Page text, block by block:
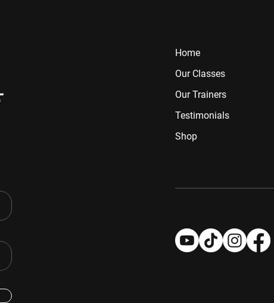
Home
Our Classes
Our Trainers
Testimonials
Shop